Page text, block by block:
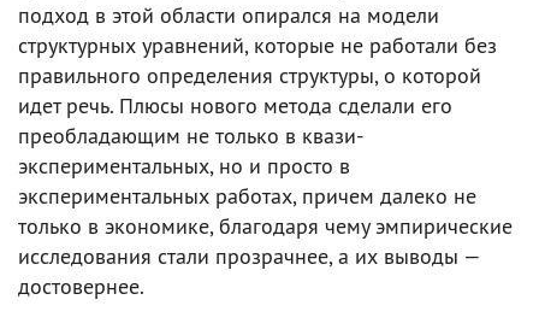
подход в этой области опирался на модели
структурных уравнений, которые не работали без
правильного определения структуры, о которой
идет речь. Плюсы нового метода сделали его
преобладающим не только в квази-
экспериментальных, но и просто в
экспериментальных работах, причем далеко не
только в экономике, благодаря чему эмпирические
исследования стали прозрачнее, а их выводы —
достовернее.